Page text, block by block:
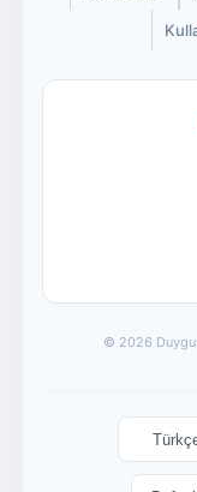
© 2026